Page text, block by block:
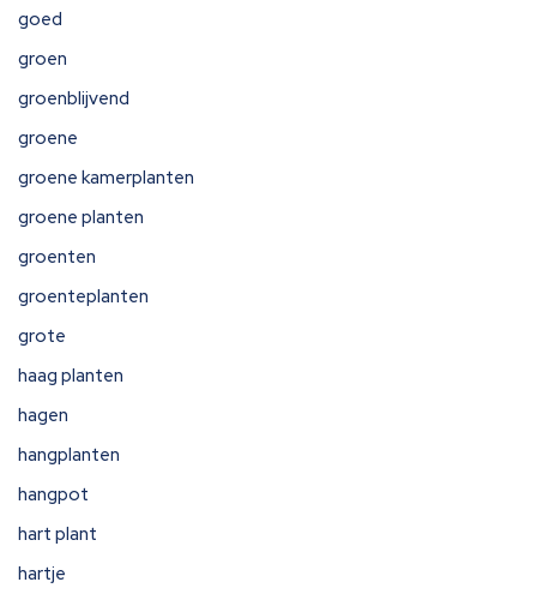
goed
groen
groenblijvend
groene
groene kamerplanten
groene planten
groenten
groenteplanten
grote
haag planten
hagen
hangplanten
hangpot
hart plant
hartje